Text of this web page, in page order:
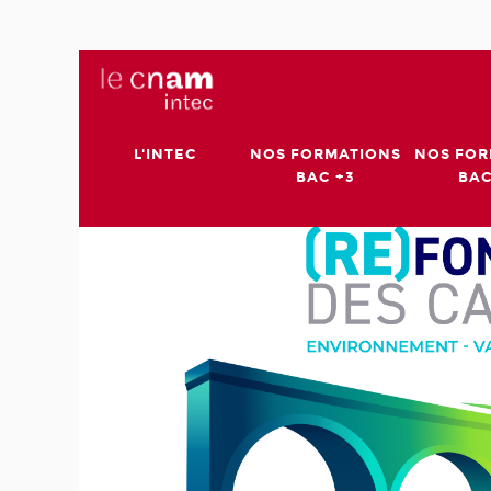
L'INTEC
NOS FORMATIONS
BAC +3
NOS